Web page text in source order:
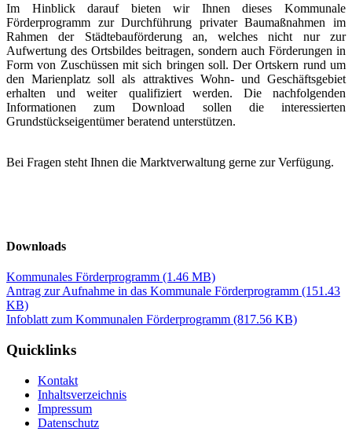
Im Hinblick darauf bieten wir Ihnen dieses Kommunale
Förderprogramm zur Durchführung privater Baumaßnahmen im
Rahmen der Städtebauförderung an, welches nicht nur zur
Aufwertung des Ortsbildes beitragen, sondern auch Förderungen in
Form von Zuschüssen mit sich bringen soll. Der Ortskern rund um
den Marienplatz soll als attraktives Wohn- und Geschäftsgebiet
erhalten und weiter qualifiziert werden. Die nachfolgenden
Informationen zum Download sollen die interessierten
Grundstückseigentümer beratend unterstützen.
Bei Fragen steht Ihnen die Marktverwaltung gerne zur Verfügung.
Downloads
Kommunales Förderprogramm (1.46 MB)
Antrag zur Aufnahme in das Kommunale Förderprogramm (151.43
KB)
Infoblatt zum Kommunalen Förderprogramm (817.56 KB)
Quicklinks
Kontakt
Inhaltsverzeichnis
Impressum
Datenschutz